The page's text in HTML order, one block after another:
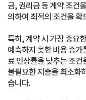
금, 권리금 등 계약 조건
의하여 최적의 조건을 확
특히, 계약 시 가장 중요
예측하지 못한 비용 증가
료 인상률을 낮추는 조건
불필요한 지출을 최소화
습니다.